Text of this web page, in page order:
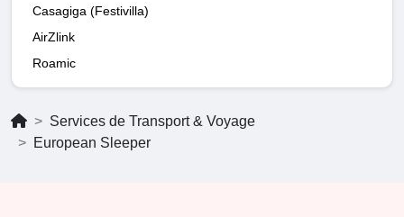
Casagiga (Festivilla)
AirZlink
Roamic
Services de Transport & Voyage
European Sleeper